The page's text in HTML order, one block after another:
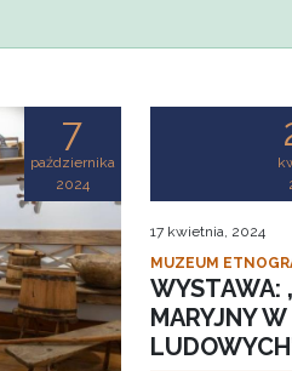
7
października
2024
17 kwietnia, 2024
MUZEUM
WYSTAWA:
MARYJNY